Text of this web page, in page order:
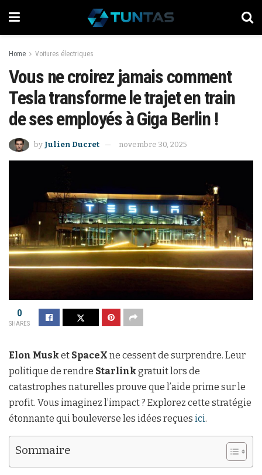
Home Voitures électriques
Vous ne croirez jamais comment
Tesla transforme le trajet en train
de ses employés à Giga Berlin !
by Julien Ducret novembre 30, 2025
0
SHARES
Elon Musket SpaceX ne cessent de surprendre. Leur
politique de rendre Starlinkgratuit lors de
catastrophes naturelles prouve que l’aide prime sur le
profit. Vous imaginez l’impact ? Explorez cette stratégie
étonnante qui bouleverse les idées reçues ici.
Sommaire